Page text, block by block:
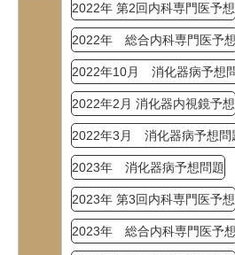
2022年 第2回内科専門医予想
2022年 総合内科専門医予想
2022年10月 消化器病予想
2022年2月 消化器内視鏡予想
2022年3月 消化器病予想問
2023年 消化器病予想問題
2023年 第3回内科専門医予想
2023年 総合内科専門医予想